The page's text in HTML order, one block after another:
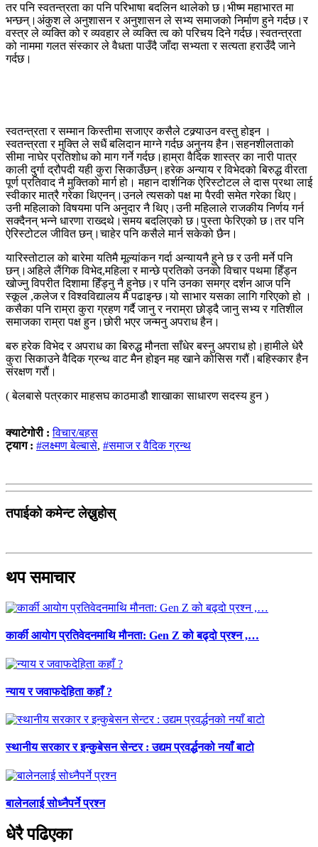
तर पनि स्वतन्त्रता का पनि परिभाषा बदलिन थालेको छ।भीष्म महाभारत मा
भन्छन्।अंकुश ले अनुशासन र अनुशासन ले सभ्य समाजको निर्माण हुने गर्दछ।र
वस्त्र ले व्यक्ति को र व्यवहार ले व्यक्ति त्व को परिचय दिने गर्दछ।स्वतन्त्रता
को नाममा गलत संस्कार ले वैधता पाउँदै जाँदा सभ्यता र सत्यता हराउँदै जाने
गर्दछ।
स्वतन्त्रता र सम्मान किस्तीमा सजाएर कसैले टक्र्याउन वस्तु होइन ।
स्वतन्त्रता र मुक्ति ले सधैं बलिदान माग्ने गर्दछ अनुनय हैन।सहनशीलताको
सीमा नाघेर प्रतिशोध को माग गर्ने गर्दछ।हाम्रा वैदिक शास्त्र का नारी पात्र
काली दुर्गा द्रौपदी यही कुरा सिकाउँछन्।हरेक अन्याय र विभेदको बिरुद्ध वीरता
पूर्ण प्रतिवाद नै मुक्तिको मार्ग हो। महान दार्शनिक ऐरिस्टोटल ले दास प्रथा लाई
स्वीकार मात्रै गरेका थिएनन्।उनले त्यसको पक्ष मा पैरवी समेत गरेका थिए।
उनी महिलाको विषयमा पनि अनुदार नै थिए।उनी महिलाले राजकीय निर्णय गर्न
सक्दैनन् भन्ने धारणा राख्दथे।समय बदलिएको छ।पुस्ता फेरिएको छ।तर पनि
ऐरिस्टोटल जीवित छन्।चाहेर पनि कसैले मार्न सकेको छैन।
यारिस्तोटाल को बारेमा यतिमै मूल्यांकन गर्दा अन्यायनै हुने छ र उनी मर्ने पनि
छन्।अहिले लैंगिक विभेद,महिला र मान्छे प्रतिको उनको विचार पथमा हिँड्न
खोज्नु विपरीत दिशामा हिँड्नु नै हुनेछ।र पनि उनका समग्र दर्शन आज पनि
स्कूल ,कलेज र विश्वविद्यालय मै पढाइन्छ।यो साभार यसका लागि गरिएको हो ।
कसैका पनि राम्रा कुरा ग्रहण गर्दै जानु र नराम्रा छोड्दै जानु सभ्य र गतिशील
समाजका राम्रा पक्ष हुन।छोरी भएर जन्मनु अपराध हैन।
बरु हरेक विभेद र अपराध का बिरुद्ध मौनता साँधेर बस्नु अपराध हो।हामीले धेरै
कुरा सिकाउने वैदिक ग्रन्थ वाट मैन होइन मह खाने कोसिस गरौं।बहिस्कार हैन
संरक्षण गरौं।
( बेलबासे पत्रकार माहसघ काठमाडौ शाखाका साधारण सदस्य हुन )
क्याटेगोरी :विचार/बहस
ट्याग : #लक्ष्मण बेल्बासे, #समाज र वैदिक ग्रन्थ
तपाईको कमेन्ट लेख्नुहोस्
थप समाचार
कार्की आयोग प्रतिवेदनमाथि मौनता: Gen Z को बढ्दो प्रश्न ,…
न्याय र जवाफदेहिता कहाँ ?
स्थानीय सरकार र इन्कुबेसन सेन्टर : उद्यम प्रवर्द्धनको नयाँ बाटो
बालेनलाई सोध्नैपर्ने प्रश्न
धेरै पढिएका